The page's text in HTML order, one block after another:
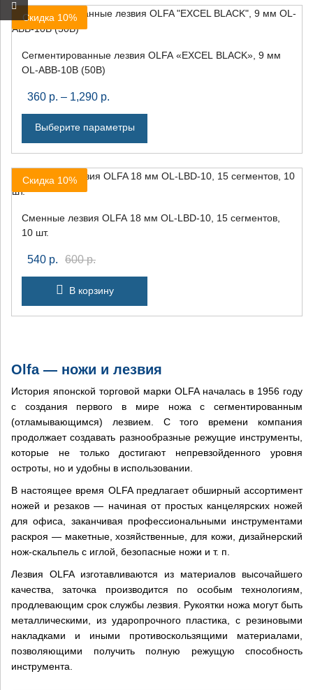
Скидка 10%
Сегментированные лезвия OLFA «EXCEL BLACK», 9 мм
OL-ABB-10B (50B)
360 р. – 1,290 р.
Выберите параметры
Скидка 10%
Сменные лезвия OLFA 18 мм OL-LBD-10, 15 сегментов,
10 шт.
540 р. 600р.
В корзину
Olfa — ножи и лезвия
История японской торговой марки OLFA началась в 1956 году
с создания первого в мире ножа с сегментированным
(отламывающимся) лезвием. С того времени компания
продолжает создавать разнообразные режущие инструменты,
которые не только достигают непревзойденного уровня
остроты, но и удобны в использовании.
В настоящее время OLFA предлагает обширный ассортимент
ножей и резаков — начиная от простых канцелярских ножей
для офиса, заканчивая профессиональными инструментами
раскроя — макетные, хозяйственные, для кожи, дизайнерский
нож-скальпель с иглой, безопасные ножи и т. п.
Лезвия OLFA изготавливаются из материалов высочайшего
качества, заточка производится по особым технологиям,
продлевающим срок службы лезвия. Рукоятки ножа могут быть
металлическими, из ударопрочного пластика, с резиновыми
накладками и иными противоскользящими материалами,
позволяющими получить полную режущую способность
инструмента.
×